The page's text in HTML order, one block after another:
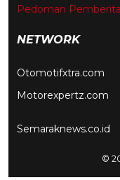
Pedoman
NETWORK
Otomotifxtra.com
Motorexpertz.com
Semaraknews.co.id
©